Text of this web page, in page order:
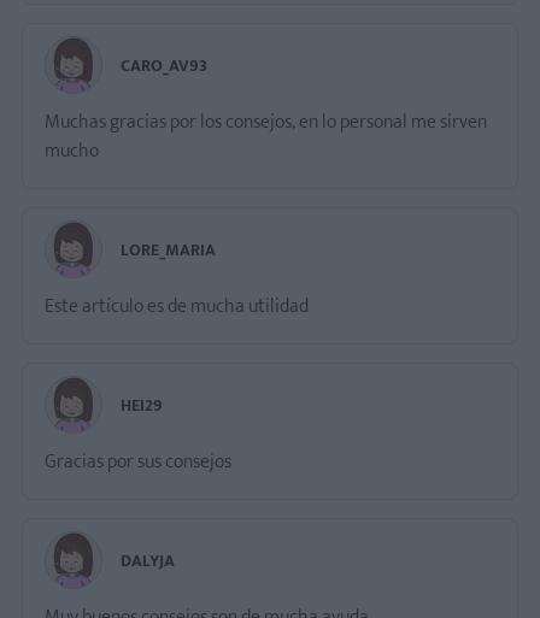
CARO_AV93
Muchas gracias por los consejos, en lo personal me sirven
mucho
LORE_MARIA
Este artículo es de mucha utilidad
HEI29
Gracias por sus consejos
DALYJA